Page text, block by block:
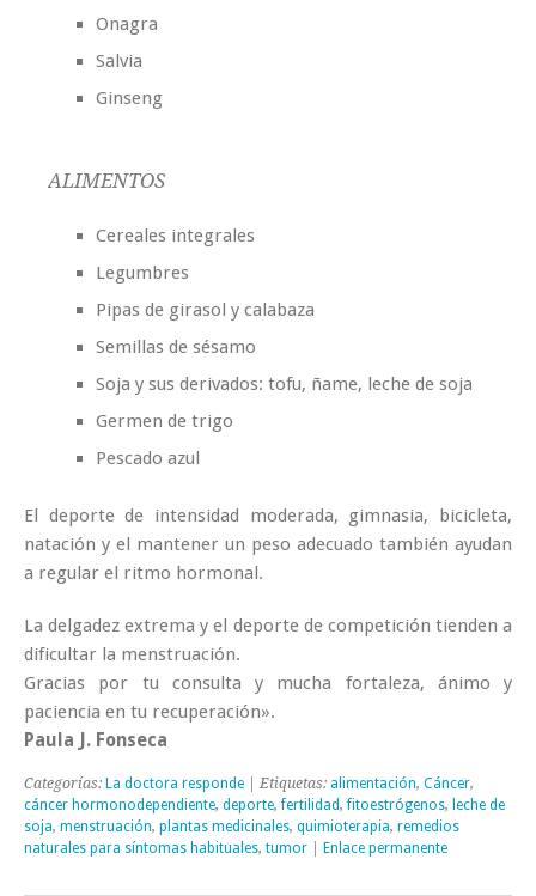
Onagra
Salvia
Ginseng
ALIMENTOS
Cereales integrales
Legumbres
Pipas de girasol y calabaza
Semillas de sésamo
Soja y sus derivados: tofu, ñame, leche de soja
Germen de trigo
Pescado azul
El deporte de intensidad moderada, gimnasia, bicicleta,
natación y el mantener un peso adecuado también ayudan
a regular el ritmo hormonal.
La delgadez extrema y el deporte de competición tienden a
dificultar la menstruación.
Gracias por tu consulta y mucha fortaleza, ánimo y
paciencia en tu recuperación».
Paula J. Fonseca
Categorías: La doctora responde | Etiquetas: alimentación, Cáncer,
cáncer hormonodependiente, deporte,fertilidad,fitoestrógenos, leche de
soja, menstruación, plantas medicinales, quimioterapia, remedios
naturales para síntomas habituales, tumor Enlace permanente